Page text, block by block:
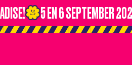
5 EN 6 SEPTEMBER 2026